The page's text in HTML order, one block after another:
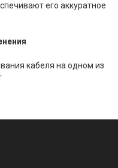
его аккуратное
кабеля на одном из